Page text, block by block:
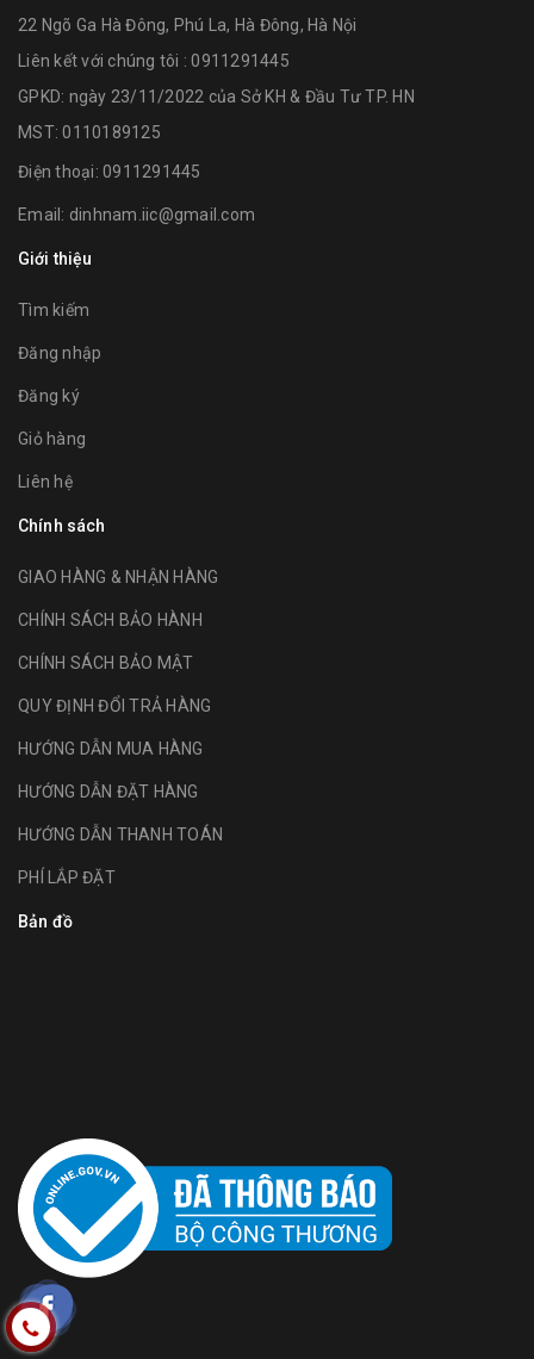
22 Ngõ Ga Hà Đông, Phú La, Hà Đông, Hà Nội
Liên kết với chúng tôi : 0911291445
GPKD: ngày 23/11/2022 của Sở KH & Đầu Tư TP. HN
MST: 0110189125
Điện thoại: 0911291445
Email: dinhnam.iic@gmail.com
Giới thiệu
Tìm kiếm
Đăng nhập
Đăng ký
Giỏ hàng
Liên hệ
Chính sách
GIAO HÀNG & NHẬN HÀNG
CHÍNH SÁCH BẢO HÀNH
CHÍNH SÁCH BẢO MẬT
QUY ĐỊNH ĐỔI TRẢ HÀNG
HƯỚNG DẪN MUA HÀNG
HƯỚNG DẪN ĐẶT HÀNG
HƯỚNG DẪN THANH TOÁN
PHÍ LẮP ĐẶT
Bản đồ